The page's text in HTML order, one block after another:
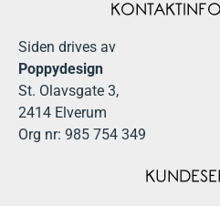
Siden drives av
Poppydesign
St. Olavsgate 3,
2414 Elverum
Org nr: 985 754 349